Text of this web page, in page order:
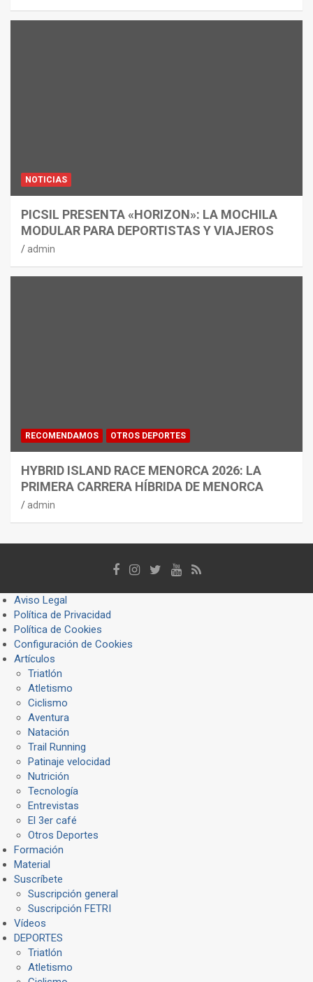
NOTICIAS
PICSIL PRESENTA «HORIZON»: LA MOCHILA
MODULAR PARA DEPORTISTAS Y VIAJEROS
admin
RECOMENDAMOS OTROS DEPORTES
HYBRID ISLAND RACE MENORCA 2026: LA
PRIMERA CARRERA HÍBRIDA DE MENORCA
admin
Aviso Legal
Política de Privacidad
Política de Cookies
Configuración de Cookies
Artículos
Triatlón
Atletismo
Ciclismo
Aventura
Natación
Trail Running
Patinaje velocidad
Nutrición
Tecnología
Entrevistas
El 3er café
Otros Deportes
Formación
Material
Suscríbete
Suscripción general
Suscripción FETRI
Vídeos
DEPORTES
Triatlón
Atletismo